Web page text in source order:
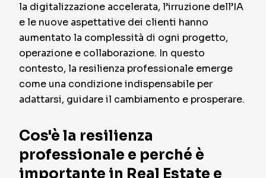
la digitalizzazione accelerata, l’irruzione dell’IA
e le nuove aspettative dei clienti hanno
aumentato la complessità di ogni progetto,
operazione e collaborazione. In questo
contesto, la resilienza professionale emerge
come una condizione indispensabile per
adattarsi, guidare il cambiamento e prosperare.
Cos'è la resilienza
professionale e perché è
importante in Real Estate e